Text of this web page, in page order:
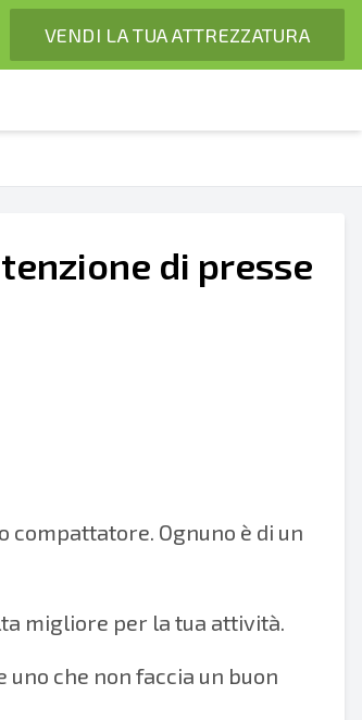
VENDI LA TUA ATTREZZATURA
di presse
compattatore. Ognuno è di un
migliore per la tua attività.
che non faccia un buon